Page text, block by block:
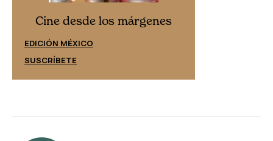
Cine desde los márgenes
EDICIÓN MÉXICO
SUSCRÍBETE